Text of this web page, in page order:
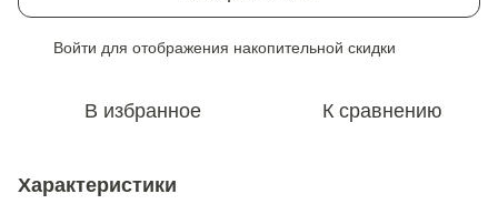
Войти для отображения накопительной скидки
В избранное К сравнению
Характеристики